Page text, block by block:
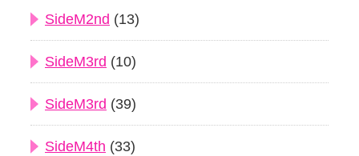
SideM2nd (13)
SideM3rd (10)
SideM3rd (39)
SideM4th (33)